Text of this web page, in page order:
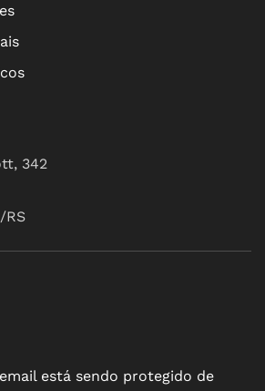
342
RS
está sendo protegido de